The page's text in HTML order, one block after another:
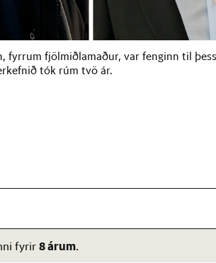
fyrrum fjölmiðlamaður, var fenginn til
tók rúm tvö ár.
fyrir8 árum.